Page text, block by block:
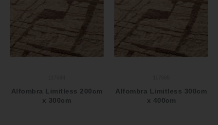
Alfombra Limitless 200cm
x 300cm
Alfombra Limitless 300cm
x 400cm